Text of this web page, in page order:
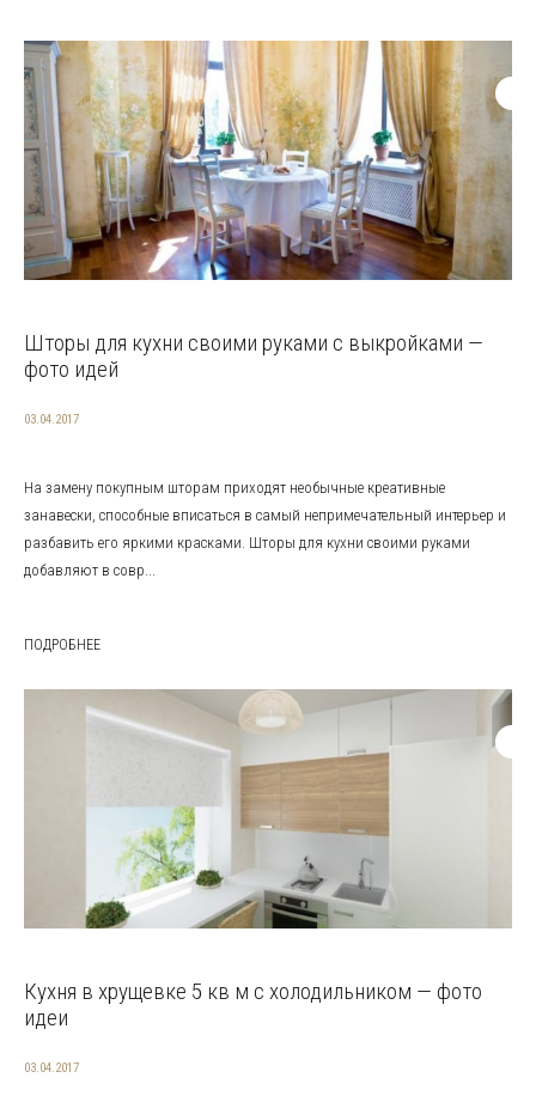
Шторы для кухни своими руками с выкройками —
фото идей
03.04.2017
На замену покупным шторам приходят необычные креативные
занавески, способные вписаться в самый непримечательный интерьер и
разбавить его яркими красками. Шторы для кухни своими руками
добавляют в совр...
ПОДРОБНЕЕ
Кухня в хрущевке 5 кв м с холодильником — фото
идеи
03.04.2017